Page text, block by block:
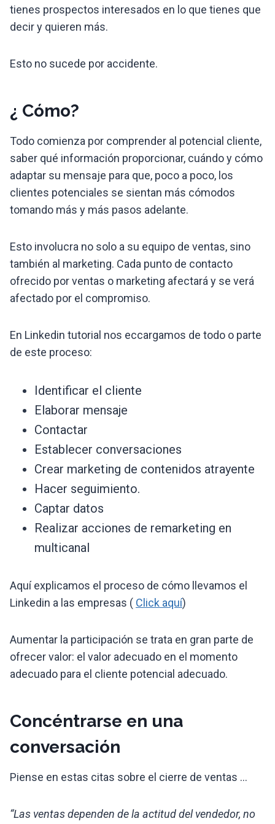
tienes prospectos interesados ​​en lo que tienes que
decir y quieren más.
Esto no sucede por accidente.
¿ Cómo?
Todo comienza por comprender al potencial cliente,
saber qué información proporcionar, cuándo y cómo
adaptar su mensaje para que, poco a poco, los
clientes potenciales se sientan más cómodos
tomando más y más pasos adelante.
Esto involucra no solo a su equipo de ventas, sino
también al marketing. Cada punto de contacto
ofrecido por ventas o marketing afectará y se verá
afectado por el compromiso.
En Linkedin tutorial nos eccargamos de todo o parte
de este proceso:
Identificar el cliente
Elaborar mensaje
Contactar
Establecer conversaciones
Crear marketing de contenidos atrayente
Hacer seguimiento.
Captar datos
Realizar acciones de remarketing en
multicanal
Aquí explicamos el proceso de cómo llevamos el
Linkedin a las empresas ( Click aquí)
Aumentar la participación se trata en gran parte de
ofrecer valor: el valor adecuado en el momento
adecuado para el cliente potencial adecuado.
Concéntrarse en una
conversación
Piense en estas citas sobre el cierre de ventas …
“Las ventas dependen de la actitud del vendedor, no